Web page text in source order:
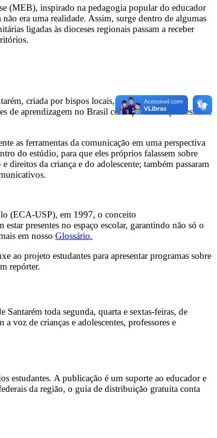
(MEB), inspirado na pedagogia popular do educador
era uma realidade. Assim, surge dentro de algumas
ligadas às dioceses regionais passam a receber
criada por bispos locais, a partir de aulas de
de aprendizagem no Brasil começaram um processo de
as ferramentas da comunicação em uma perspectiva
do estúdio, para que eles próprios falassem sobre
direitos da criança e do adolescente; também passaram
(ECA-USP), em 1997, o conceito
presentes no espaço escolar, garantindo não só o
em nosso Glossário.
ao projeto estudantes para apresentar programas sobre
repórter.
toda segunda, quarta e sextas-feiras, de
voz de crianças e adolescentes, professores e
estudantes. A publicação é um suporte ao educador e
da região, o guia de distribuição gratuita conta